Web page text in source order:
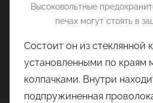
Высоковольтные
печах могут стоять в
Состоит он из стеклянной
установленными по краям
колпачками. Внутри
подпружиненная